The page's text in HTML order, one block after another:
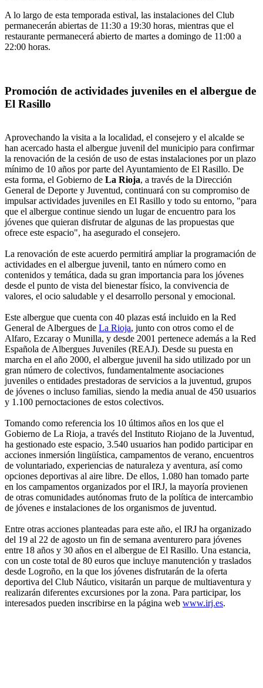
A lo largo de esta temporada estival, las instalaciones del Club
permanecerán abiertas de 11:30 a 19:30 horas, mientras que el
restaurante permanecerá abierto de martes a domingo de 11:00 a
22:00 horas.
Promoción de actividades juveniles en el albergue de
El Rasillo
Aprovechando la visita a la localidad, el consejero y el alcalde se
han acercado hasta el albergue juvenil del municipio para confirmar
la renovación de la cesión de uso de estas instalaciones por un plazo
mínimo de 10 años por parte del Ayuntamiento de El Rasillo. De
esta forma, el Gobierno de La Rioja, a través de la Dirección
General de Deporte y Juventud, continuará con su compromiso de
impulsar actividades juveniles en El Rasillo y todo su entorno, "para
que el albergue continue siendo un lugar de encuentro para los
jóvenes que quieran disfrutar de algunas de las propuestas que
ofrece este espacio", ha asegurado el consejero.
La renovación de este acuerdo permitirá ampliar la programación de
actividades en el albergue juvenil, tanto en número como en
contenidos y temática, dada su gran importancia para los jóvenes
desde el punto de vista del bienestar físico, la convivencia de
valores, el ocio saludable y el desarrollo personal y emocional.
Este albergue que cuenta con 40 plazas está incluido en la Red
General de Albergues de La Rioja, junto con otros como el de
Alfaro, Ezcaray o Munilla, y desde 2001 pertenece además a la Red
Española de Albergues Juveniles (REAJ). Desde su puesta en
marcha en el año 2000, el albergue juvenil ha sido utilizado por un
gran número de colectivos, fundamentalmente asociaciones
juveniles o entidades prestadoras de servicios a la juventud, grupos
de jóvenes o incluso familias, siendo la media anual de 450 usuarios
y 1.100 pernoctaciones de estos colectivos.
Tomando como referencia los 10 últimos años en los que el
Gobierno de La Rioja, a través del Instituto Riojano de la Juventud,
ha gestionado este espacio, 3.540 usuarios han podido participar en
acciones inmersión lingüística, campamentos de verano, encuentros
de voluntariado, experiencias de naturaleza y aventura, así como
opciones deportivas al aire libre. De ellos, 1.080 han tomado parte
en los campamentos organizados por el IRJ, la mayoría provienen
de otras comunidades autónomas fruto de la política de intercambio
de jóvenes e instalaciones de los organismos de juventud.
Entre otras acciones planteadas para este año, el IRJ ha organizado
del 19 al 22 de agosto un fin de semana aventurero para jóvenes
entre 18 años y 30 años en el albergue de El Rasillo. Una estancia,
con un coste total de 80 euros que incluye manutención y traslados
desde Logroño, en la que los jóvenes disfrutarán de la oferta
deportiva del Club Náutico, visitarán un parque de multiaventura y
realizarán diferentes excursiones por la zona. Para participar, los
interesados pueden inscribirse en la página web www.irj.es.